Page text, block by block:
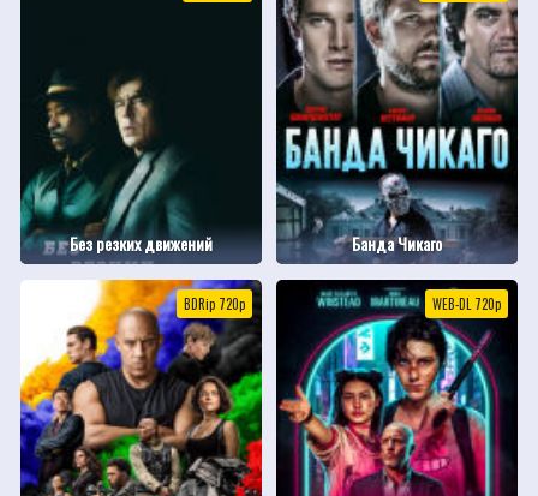
Без резких движений Банда Чикаго
ВDRip 720p WEB-DL 720p